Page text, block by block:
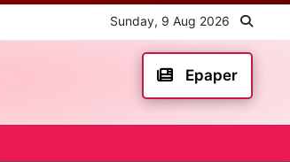
Sunday, 9 Aug 2026
Epaper